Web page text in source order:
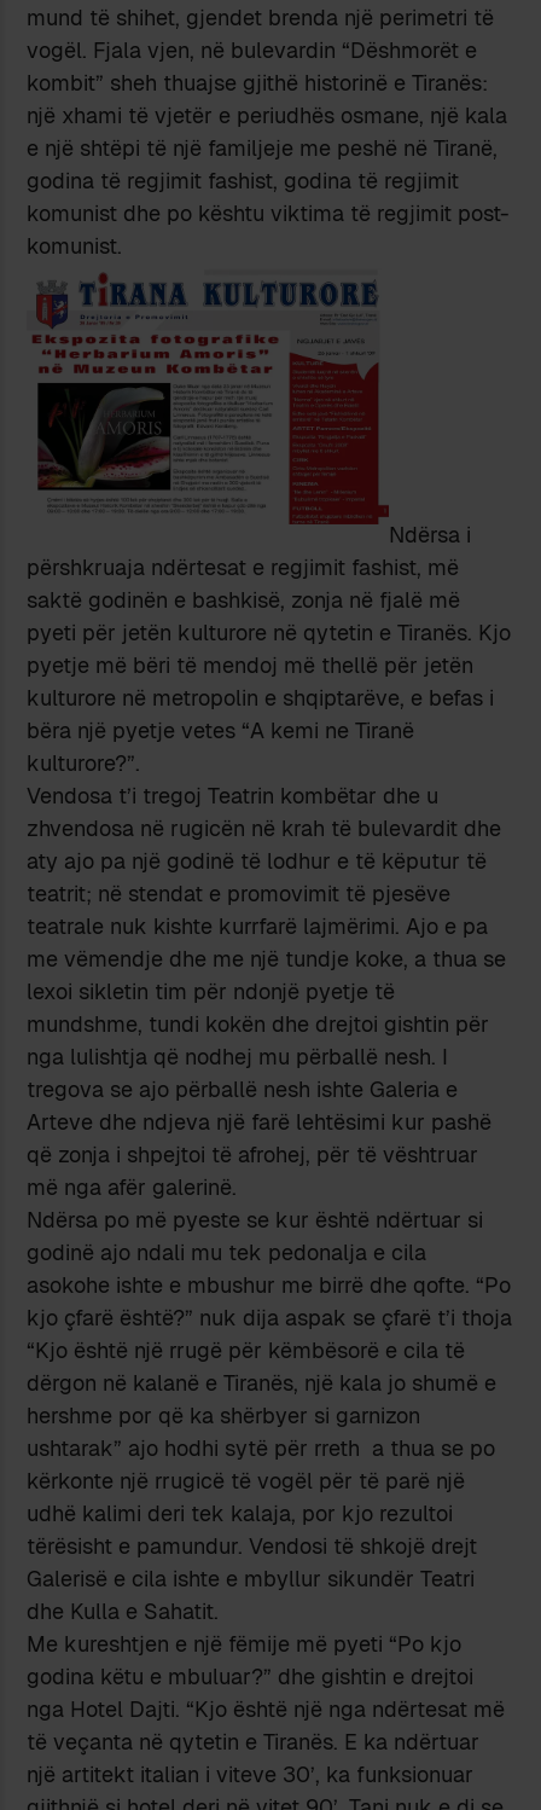
mund të shihet, gjendet brenda një perimetri të
vogël. Fjala vjen, në bulevardin “Dëshmorët e
kombit” sheh thuajse gjithë historinë e Tiranës:
një xhami të vjetër e periudhës osmane, një kala
e një shtëpi të një familjeje me peshë në Tiranë,
godina të regjimit fashist, godina të regjimit
komunist dhe po kështu viktima të regjimit post-
komunist.
Ndërsa i
përshkruaja ndërtesat e regjimit fashist, më
saktë godinën e bashkisë, zonja në fjalë më
pyeti për jetën kulturore në qytetin e Tiranës. Kjo
pyetje më bëri të mendoj më thellë për jetën
kulturore në metropolin e shqiptarëve, e befas i
bëra një pyetje vetes “A kemi ne Tiranë
kulturore?”.
Vendosa t’i tregoj Teatrin kombëtar dhe u
zhvendosa në rugicën në krah të bulevardit dhe
aty ajo pa një godinë të lodhur e të këputur të
teatrit; në stendat e promovimit të pjesëve
teatrale nuk kishte kurrfarë lajmërimi. Ajo e pa
me vëmendje dhe me një tundje koke, a thua se
lexoi sikletin tim për ndonjë pyetje të
mundshme, tundi kokën dhe drejtoi gishtin për
nga lulishtja që nodhej mu përballë nesh. I
tregova se ajo përballë nesh ishte Galeria e
Arteve dhe ndjeva një farë lehtësimi kur pashë
që zonja i shpejtoi të afrohej, për të vështruar
më nga afër galerinë.
Ndërsa po më pyeste se kur është ndërtuar si
godinë ajo ndali mu tek pedonalja e cila
asokohe ishte e mbushur me birrë dhe qofte. “Po
kjo çfarë është?” nuk dija aspak se çfarë t’i thoja
“Kjo është një rrugë për këmbësorë e cila të
dërgon në kalanë e Tiranës, një kala jo shumë e
hershme por që ka shërbyer si garnizon
ushtarak” ajo hodhi sytë për rreth a thua se po
kërkonte një rrugicë të vogël për të parë një
udhë kalimi deri tek kalaja, por kjo rezultoi
tërësisht e pamundur. Vendosi të shkojë drejt
Galerisë e cila ishte e mbyllur sikundër Teatri
dhe Kulla e Sahatit.
Me kureshtjen e një fëmije më pyeti “Po kjo
godina këtu e mbuluar?” dhe gishtin e drejtoi
nga Hotel Dajti. “Kjo është një nga ndërtesat më
të veçanta në qytetin e Tiranës. E ka ndërtuar
një artitekt italian i viteve 30’, ka funksionuar